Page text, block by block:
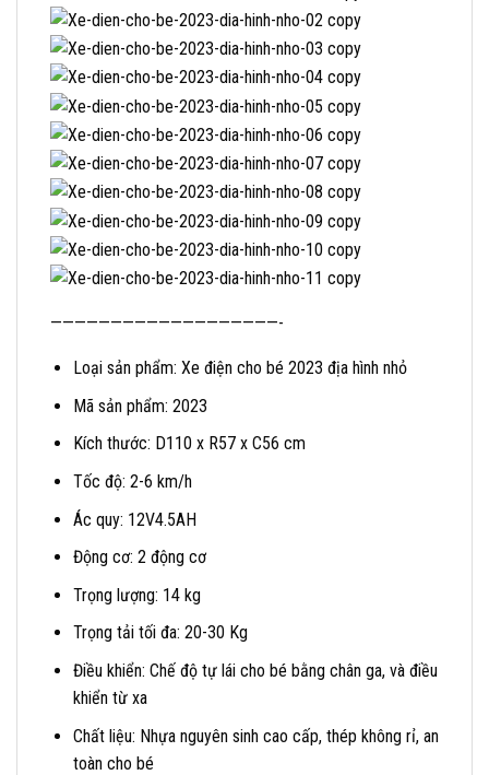
———————————————————-
Loại sản phẩm: Xe điện cho bé 2023 địa hình nhỏ
Mã sản phẩm: 2023
Kích thước: D110 x R57 x C56 cm
Tốc độ: 2-6 km/h
Ác quy: 12V4.5AH
Động cơ: 2 động cơ
Trọng lượng: 14 kg
Trọng tải tối đa: 20-30 Kg
Điều khiển: Chế độ tự lái cho bé bằng chân ga, và điều
khiển từ xa
Chất liệu: Nhựa nguyên sinh cao cấp, thép không rỉ, an
toàn cho bé